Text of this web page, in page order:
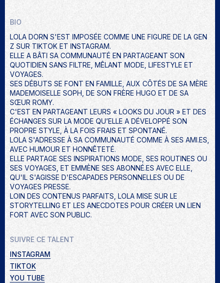
BIO
LOLA DORN S'EST IMPOSÉE COMME UNE FIGURE DE LA GEN
Z SUR TIKTOK ET INSTAGRAM.
ELLE A BÂTI SA COMMUNAUTÉ EN PARTAGEANT SON
QUOTIDIEN SANS FILTRE, MÊLANT MODE, LIFESTYLE ET
VOYAGES.
SES DÉBUTS SE FONT EN FAMILLE, AUX CÔTÉS DE SA MÈRE
MADEMOISELLE SOPH, DE SON FRÈRE HUGO ET DE SA
SŒUR ROMY.
C'EST EN PARTAGEANT LEURS « LOOKS DU JOUR » ET DES
ÉCHANGES SUR LA MODE QU’ELLE A DÉVELOPPÉ SON
PROPRE STYLE, À LA FOIS FRAIS ET SPONTANÉ.
LOLA S'ADRESSE À SA COMMUNAUTÉ COMME À SES AMI.ES,
AVEC HUMOUR ET HONNÊTETÉ.
ELLE PARTAGE SES INSPIRATIONS MODE, SES ROUTINES OU
SES VOYAGES, ET EMMÈNE SES ABONNÉ.ES AVEC ELLE,
QU'IL S'AGISSE D'ESCAPADES PERSONNELLES OU DE
VOYAGES PRESSE.
LOIN DES CONTENUS PARFAITS, LOLA MISE SUR LE
STORYTELLING ET LES ANECDOTES POUR CRÉER UN LIEN
FORT AVEC SON PUBLIC.
SUIVRE CE TALENT
INSTAGRAM
TIKTOK
YOU TUBE